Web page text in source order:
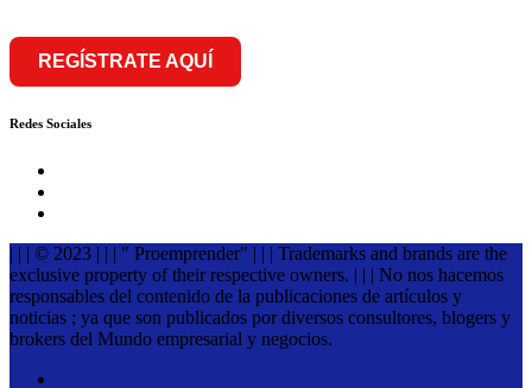
REGÍSTRATE AQUÍ
Redes Sociales
| | | © 2023 | | | " Proemprender" | | | Trademarks and brands are the
exclusive property of their respective owners. | | | No nos hacemos
responsables del contenido de la publicaciones de artículos y
noticias ; ya que son publicados por diversos consultores, blogers y
brokers del Mundo empresarial y negocios.